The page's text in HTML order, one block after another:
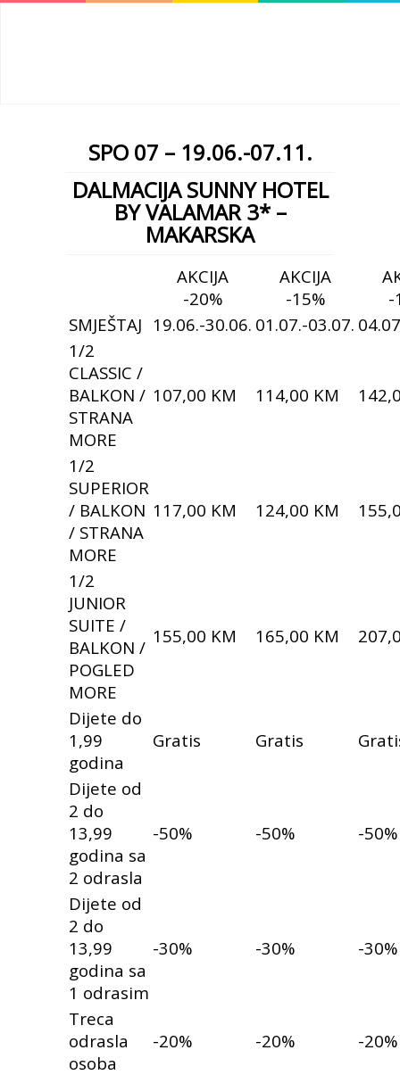
SPO 07 – 19.06.-07.11.
DALMACIJA SUNNY HOTEL
BY VALAMAR 3* –
MAKARSKA
AKCIJA
-20%
AKCIJA
-15%
-
SMJEŠTAJ 19.06.-30.06. 01.07.-03.07.
1/2
CLASSIC /
BALKON /
STRANA
MORE
107,00 KM 114,00 KM
1/2
SUPERIOR
/ BALKON
/ STRANA
MORE
117,00 KM 124,00 KM
1/2
JUNIOR
SUITE /
BALKON /
POGLED
MORE
155,00 KM 165,00 KM
Dijete do
1,99
godina
Gratis Gratis
Dijete od
2 do
13,99
godina sa
2 odrasla
-50% -50% -50%
Dijete od
2 do
13,99
godina sa
1 odrasim
-30% -30% -30%
Treca
odrasla
osoba
-20% -20% -20%